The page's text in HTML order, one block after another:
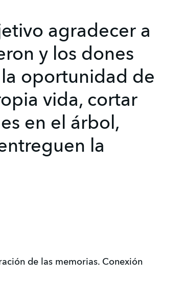
agradecer a
y los dones
oportunidad de
vida, cortar
en el árbol,
la
de las memorias. Conexión